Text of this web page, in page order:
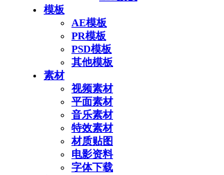
模板
AE模板
PR模板
PSD模板
其他模板
素材
视频素材
平面素材
音乐素材
特效素材
材质贴图
电影资料
字体下载